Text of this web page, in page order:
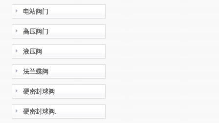
电站阀门
高压阀门
液压阀
法兰蝶阀
硬密封球阀
硬密封球阀.